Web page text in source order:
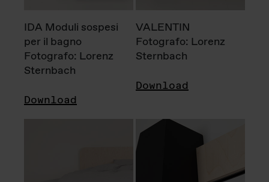
IDA Moduli sospesi
per il bagno
Fotografo: Lorenz
Sternbach
Download
VALENTIN
Fotografo: Lorenz
Sternbach
Download